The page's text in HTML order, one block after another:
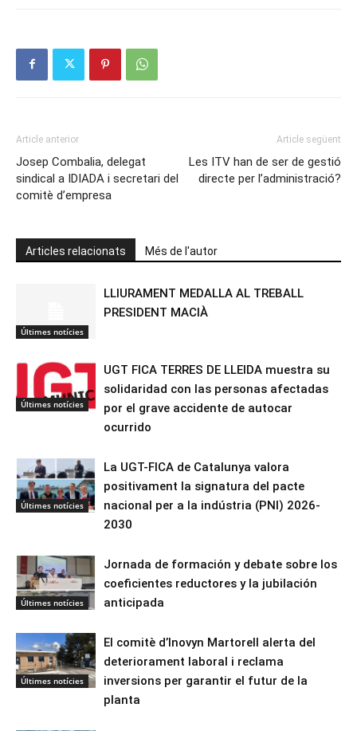
Article anterior
Josep Combalia, delegat
sindical a IDIADA i secretari del
comitè d’empresa
Article següent
Les ITV han de ser de gestió
directe per l’administració?
Articles relacionats Més de l'autor
Últimes notícies
LLIURAMENT MEDALLA AL TREBALL
PRESIDENT MACIÀ
Últimes notícies
UGT FICA TERRES DE LLEIDA muestra su
solidaridad con las personas afectadas
por el grave accidente de autocar
ocurrido
Últimes notícies
La UGT-FICA de Catalunya valora
positivament la signatura del pacte
nacional per a la indústria (PNI) 2026-
2030
Últimes notícies
Jornada de formación y debate sobre los
coeficientes reductores y la jubilación
anticipada
Últimes notícies
El comitè d’Inovyn Martorell alerta del
deteriorament laboral i reclama
inversions per garantir el futur de la
planta